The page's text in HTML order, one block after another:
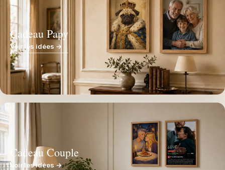
Cadeau Papy
Voir les idées →
Cadeau Couple
Voir les idées →